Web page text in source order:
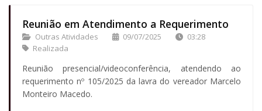
Reunião em Atendimento a Requerimento
Outras Atividades 09/07/2025
03:28
Realizada
Reunião presencial/videoconferência, atendendo ao
requerimento nº 105/2025 da lavra do vereador Marcelo
Monteiro Macedo.